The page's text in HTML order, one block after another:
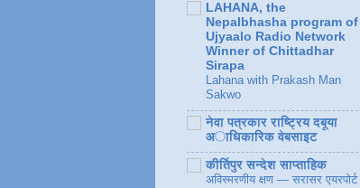
LAHANA, the
Nepalbhasha program of
Ujyaalo Radio Network
Winner of Chittadhar
Sirapa
Lahana with Prakash Man
Sakwo
नेवा पत्रकार राष्ट्रिय दबूया
अाधिकारिक वेबसाइट
कीर्तिपुर सन्देश साप्ताहिक
अविस्मरणीय क्षण — सरासर एयरपोर्ट